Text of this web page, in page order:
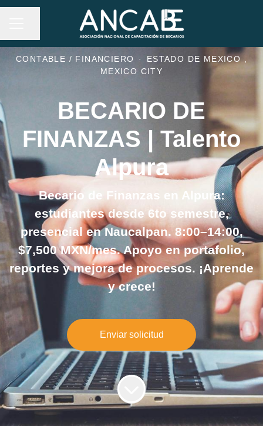
MENÚ DE EMPLEO
Compartir página
CONTABLE / FINANCIERO ·
ESTADO DE MEXICO ,
MEXICO CITY
BECARIO DE
FINANZAS | Talento
Alpura
Becario de Finanzas en Alpura:
estudiantes desde 6to semestre,
presencial en Naucalpan. 8:00–14:00,
$7,500 MXN/mes. Apoyo en portafolio,
reportes y mejora de procesos. ¡Aprende
y crece!
Enviar solicitud